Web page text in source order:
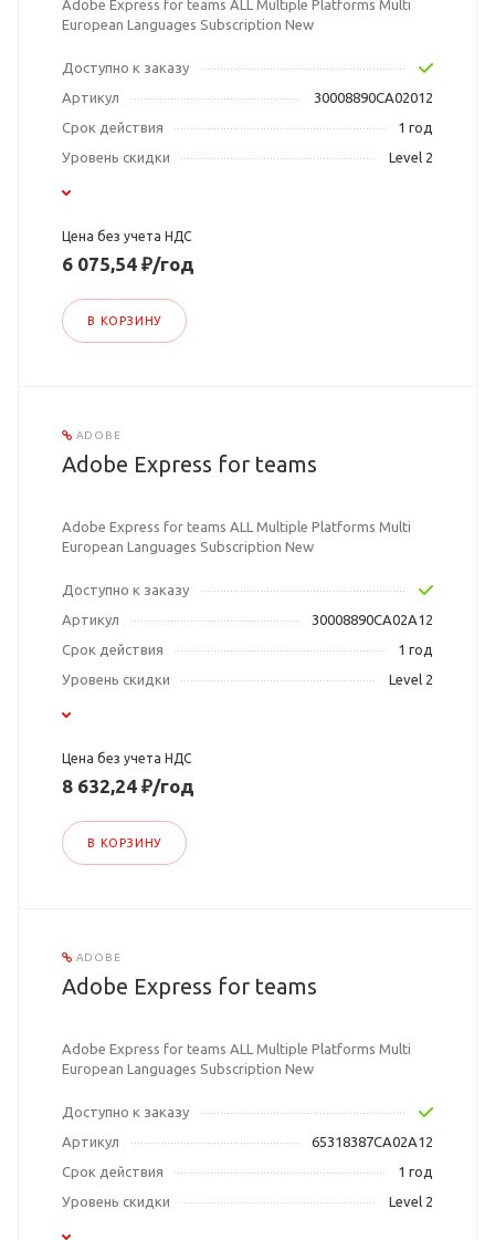
Adobe Express for teams ALL Multiple Platforms Multi
European Languages Subscription New
Доступно к заказу
Артикул
30008890CA02012
Срок действия
1 год
Уровень скидки
Level 2
Цена без учета НДС
6 075,54 ₽/год
В КОРЗИНУ
ADOBE
Adobe Express for teams
Adobe Express for teams ALL Multiple Platforms Multi
European Languages Subscription New
Доступно к заказу
Артикул
30008890CA02A12
Срок действия
1 год
Уровень скидки
Level 2
Цена без учета НДС
8 632,24 ₽/год
В КОРЗИНУ
ADOBE
Adobe Express for teams
Adobe Express for teams ALL Multiple Platforms Multi
European Languages Subscription New
Доступно к заказу
Артикул
65318387CA02A12
Срок действия
1 год
Уровень скидки
Level 2